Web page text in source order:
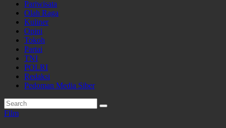
Pariwisata
Olah Raga
Kuliner
Opini
Tokoh
Partai
TNI
POLRI
Redaksi
Pedoman Media Siber
Film